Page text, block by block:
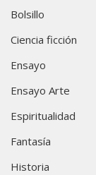
Bolsillo
Ciencia ficción
Ensayo
Ensayo Arte
Espiritualidad
Fantasía
Historia